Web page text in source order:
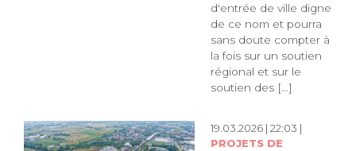
d'entrée de ville digne
de ce nom et pourra
sans doute compter à
la fois sur un soutien
régional et sur le
soutien des [...]
19.03.2026 | 22:03 |
PROJETS DE